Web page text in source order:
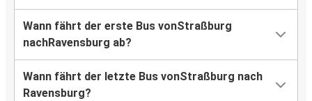
Wann fährt der erste Bus vonStraßburg
nachRavensburg ab?
Wann fährt der letzte Bus vonStraßburg nach
Ravensburg?